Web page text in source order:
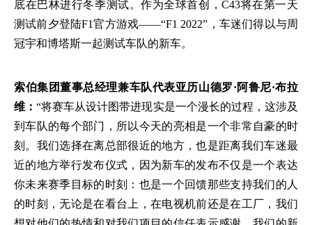
底在巴林进行冬季测试。作为全球首创，C43将在第一天
测试前夕登陆F1官方游戏——“F1 2022”，车迷们得以与周
冠宇和博塔斯一起测试车队的新车。
索伯集团董事总经理兼车队代表亚历山德罗·阿鲁尼·布拉
维：“将赛车从设计图带进现实是一个漫长的过程，这涉及
到车队的每个部门，所以今天的亮相是一个非常自豪的时
刻。我们选择在离总部很近的地方，也是距离我们车迷最
近的地方举行发布仪式，因为新车的发布不仅是一个表达
你未来赛季目标的时刻：也是一个回馈那些支持我们的人
的时刻，无论是在看台上，在电视机前还是在工厂，我们